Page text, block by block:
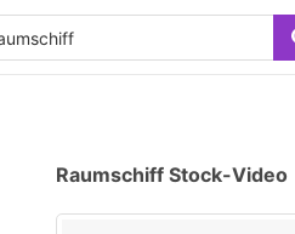
Raumschiff Stock-Video